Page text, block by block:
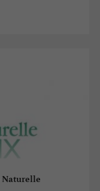
Naturelle